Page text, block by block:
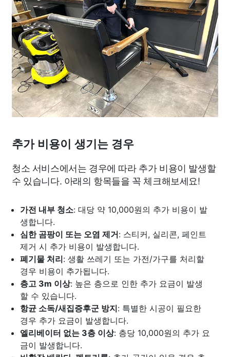
추가 비용이 생기는 경우
청소 서비스에서는 경우에 따라 추가 비용이 발생할
수 있습니다. 아래의 항목들을 꼭 체크해보세요!
가전 내부 청소: 대당 약 10,000원의 추가 비용이 발
생합니다.
심한 곰팡이 또는 오염 제거: 스티커, 실리콘, 페인트
제거 시 추가 비용이 발생합니다.
폐기물 처리: 생활 쓰레기 또는 가전/가구를 처리할
경우 비용이 추가됩니다.
층고 3m 이상: 높은 층으로 인한 추가 요금이 발생
할 수 있습니다.
항균 소독/새집증후군 방지: 특별한 시공이 필요한
경우 추가 요금이 발생합니다.
엘리베이터 없는 3층 이상: 층당 10,000원의 추가 요
금이 발생합니다.